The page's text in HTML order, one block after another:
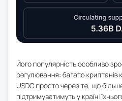
Його популярність особливо
регулювання: багато криптанів
USDC просто через те, що
підтримуватимуть у країні